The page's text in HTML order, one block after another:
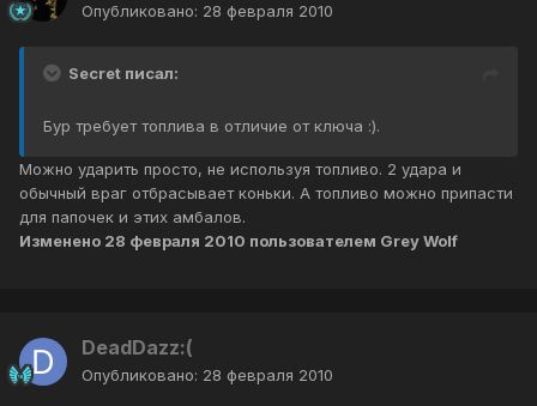
Опубликовано: 28 февраля 2010
Secret писал:
Бур требует топлива в отличие от ключа :).
Можно ударить просто, не используя топливо. 2 удара и
обычный враг отбрасывает коньки. А топливо можно припасти
для папочек и этих амбалов.
Изменено 28 февраля 2010 пользователем Grey Wolf
DeadDazz:(
Опубликовано: 28 февраля 2010